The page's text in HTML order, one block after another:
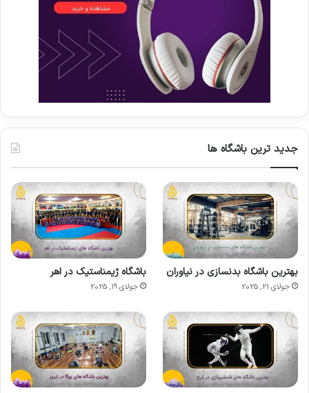
جدید ترین باشگاه ها
بهترین باشگاه بدنسازی در نیاوران
جولای 21, 2025
باشگاه ژیمناستیک در اهر
جولای 19, 2025